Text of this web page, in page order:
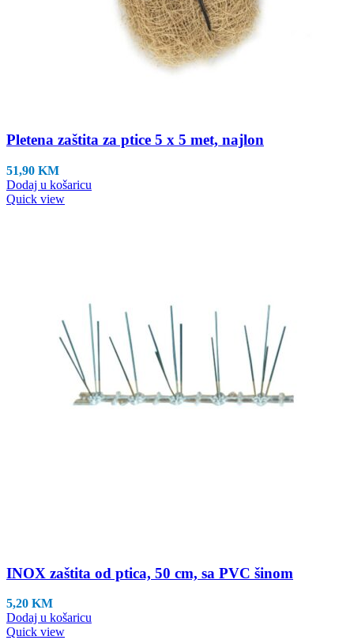
Pletena zaštita za ptice 5 x 5 met, najlon
51,90 KM
Dodaj u košaricu
Quick view
INOX zaštita od ptica, 50 cm, sa PVC šinom
5,20 KM
Dodaj u košaricu
Quick view